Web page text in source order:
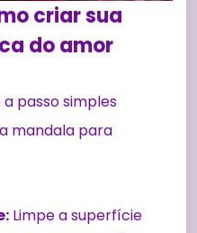
criar sua
do amor
passo simples
mandala para
Limpe a superfície